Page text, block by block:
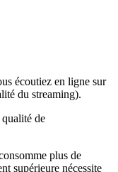
écoutiez en ligne sur
du streaming).
de
plus de
supérieure nécessite